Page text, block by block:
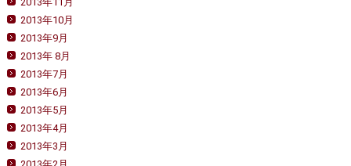
2013年10月
2013年9月
2013年 8月
2013年7月
2013年6月
2013年5月
2013年4月
2013年3月